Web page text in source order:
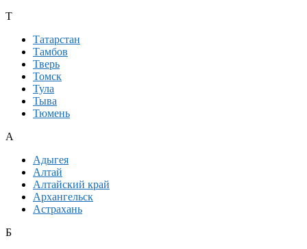
Т
Татарстан
Тамбов
Тверь
Томск
Тула
Тыва
Тюмень
А
Адыгея
Алтай
Алтайский край
Архангельск
Астрахань
Б